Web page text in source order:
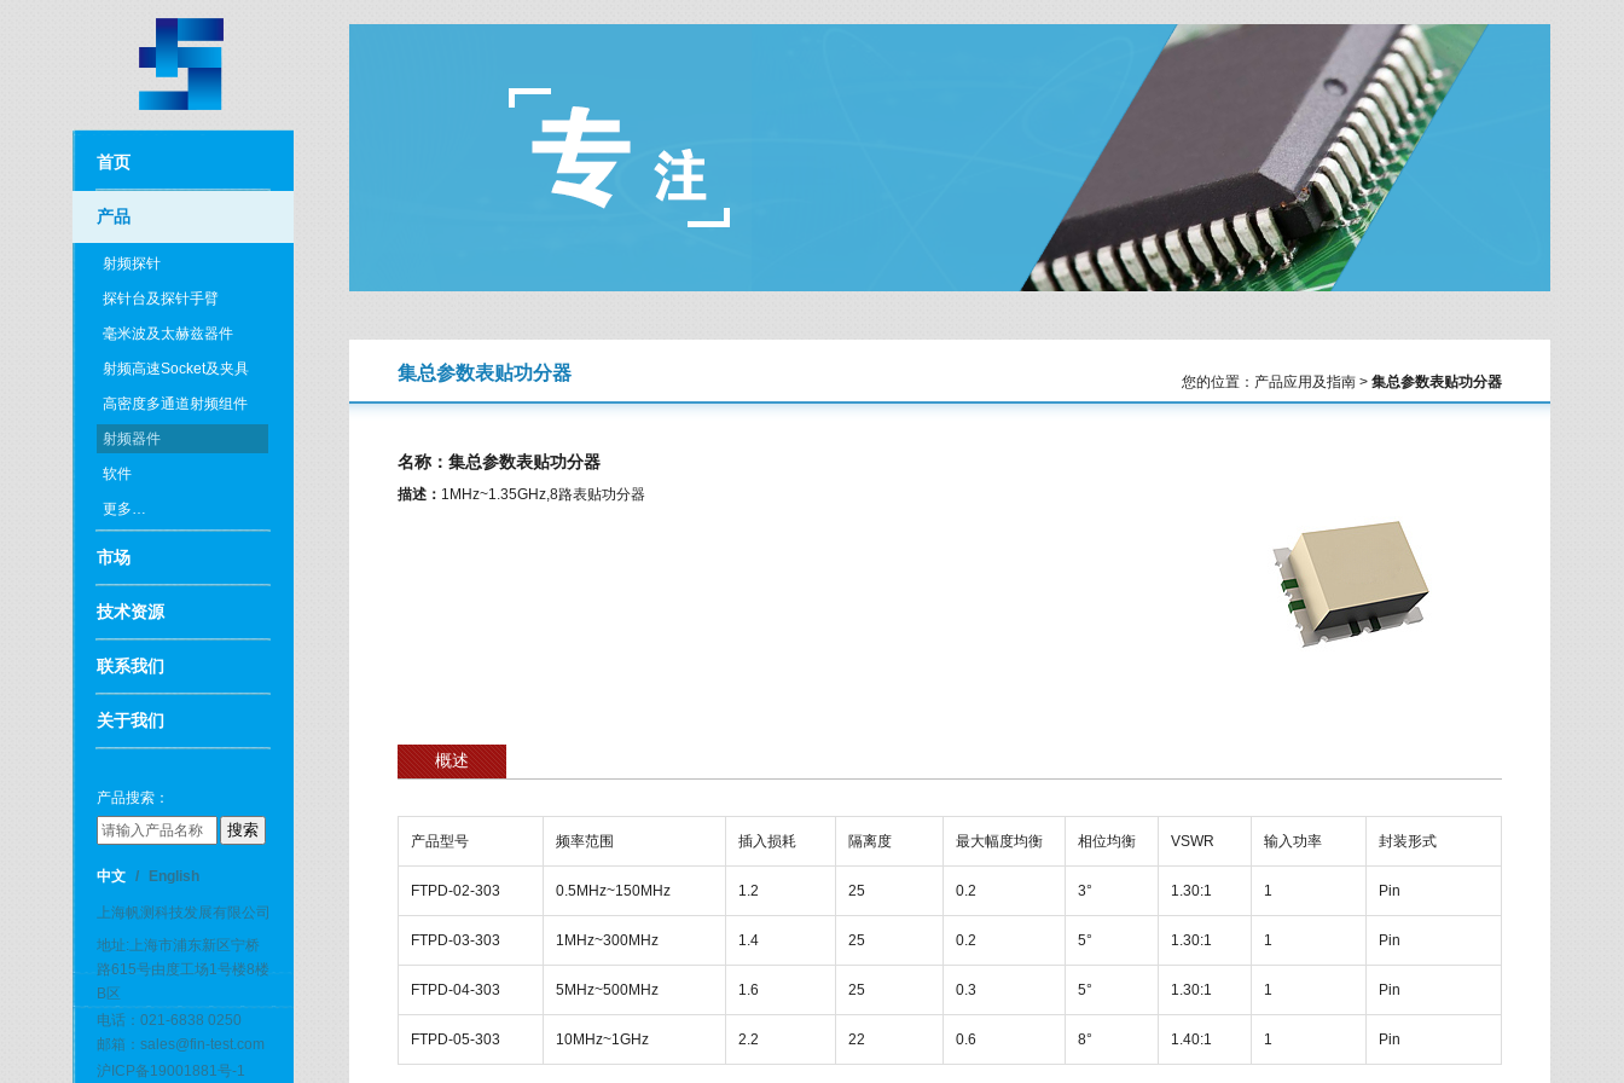
首页
产品
射频探针
探针台及探针手臂
毫米波及太赫兹器件
射频高速Socket及夹具
高密度多通道射频组件
射频器件
软件
更多…
市场
技术资源
联系我们
关于我们
产品搜索：
中文 / English
上海帆测科技发展有限公司
地址:上海市浦东新区宁桥
路615号由度工场1号楼8楼
B区
电话：021-6838 0250
邮箱：sales@fin-test.com
沪ICP备19001881号-1
集总参数表贴功分器 您的位置：产品应用及指南 > 集总参数表贴功分器
名称：集总参数表贴功分器
描述： 1MHz~1.35GHz,8路表贴功分器
概述
产品型号 频率范围 插入损耗 隔离度 最大幅度均衡 相位均衡 VSWR 输入功率 封装形式
FTPD-02-303 0.5MHz~150MHz 1.2 25 0.2 3° 1.30:1 1 Pin
FTPD-03-303 1MHz~300MHz 1.4 25 0.2 5° 1.30:1 1 Pin
FTPD-04-303 5MHz~500MHz 1.6 25 0.3 5° 1.30:1 1 Pin
FTPD-05-303 10MHz~1GHz 2.2 22 0.6 8° 1.40:1 1 Pin